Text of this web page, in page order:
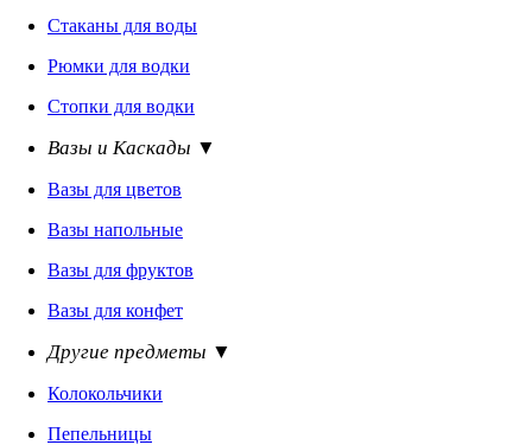
Стаканы для воды
Рюмки для водки
Стопки для водки
Вазы и Каскады ▼
Вазы для цветов
Вазы напольные
Вазы для фруктов
Вазы для конфет
Другие предметы ▼
Колокольчики
Пепельницы